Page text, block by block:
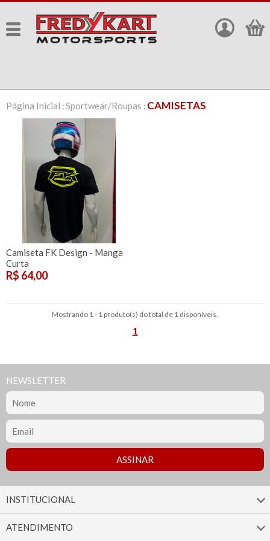
Página Inicial :Sportwear/Roupas : CAMISETAS
Camiseta FK Design - Manga
Curta
R$ 64,00
Mostrando 1- 1 produto(s) do total de 1 disponíveis.
1
NEWSLETTER
INSTITUCIONAL
ATENDIMENTO